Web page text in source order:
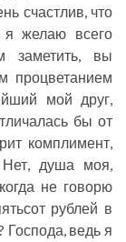
счастлив, что
желаю всего
заметить, вы
процветанием
мой друг,
бы от
комплимент,
Нет, душа моя,
не говорю
рублей в
Господа, ведь я